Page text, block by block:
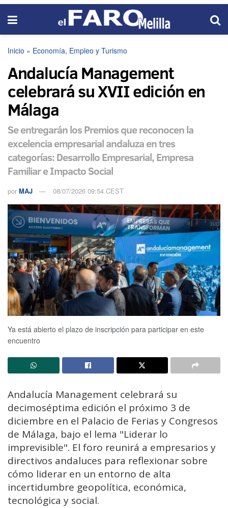
Inicio » Economía, Empleo y Turismo
Andalucía Management
celebrará su XVII edición en
Málaga
Se entregarán los Premios que reconocen la
excelencia empresarial andaluza en tres
categorías: Desarrollo Empresarial, Empresa
Familiar e Impacto Social
por MAJ 08/07/2026 09:54 CEST
Ya está abierto el plazo de inscripción para participar en este
encuentro
Andalucía Management celebrará su
decimoséptima edición el próximo 3 de
diciembre en el Palacio de Ferias y Congresos
de Málaga, bajo el lema "Liderar lo
imprevisible". El foro reunirá a empresarios y
directivos andaluces para reflexionar sobre
cómo liderar en un entorno de alta
incertidumbre geopolítica, económica,
tecnológica y social.